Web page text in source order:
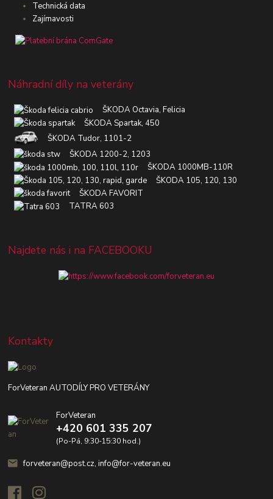
Technická data
Zajímavosti
Náhradní díly na veterány
ŠKODA Octavia, Felicia
ŠKODA Spartak, 450
ŠKODA Tudor, 1101-2
ŠKODA 1200-2, 1203
ŠKODA 1000MB-110R
ŠKODA 105, 120, 130
ŠKODA FAVORIT
TATRA 603
Najdete nás i na FACEBOOKU
Kontakty
ForVeteran AUTODÍLY PRO VETERÁNY
ForVeteran
+420 601 335 207
(Po-Pá, 9:30-15:30 hod.)
forveteran@post.cz, info@for-veteran.eu